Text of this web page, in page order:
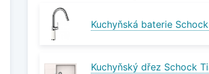
Kuchyňská baterie
Kuchyňský dřez Schock